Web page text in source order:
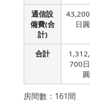
通信設
備費(合
計)
43,200
日圓
合計
1,312,
700日
圓
房間數：161間